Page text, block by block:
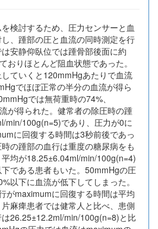
検討するため、圧力センサーと血
、踵部の圧と血流の同時測定を行
安静仰臥位では踵骨部後面に約
おりほとんど阻血状態であった。
ていくと120mmHgあたりで血流
でほぼ正常の半分の血流が得ら
では無荷重時の74%、
が得られた。健常者の除圧時の踵
min/100g(n=5)であり、圧力が0に
に回復する時間は3秒前後であっ
の踵部の血行は重度の糖尿病をも
均が18.25±6.04ml/min/100g(n=4)
である患者もいた。50mmHgの圧
以下に血流が低下してしまった。
がmaximumに回復する時間は平均
麻痺患者では健常人と比べ、患側
26.25±12.2ml/min/100g(n=8)と比